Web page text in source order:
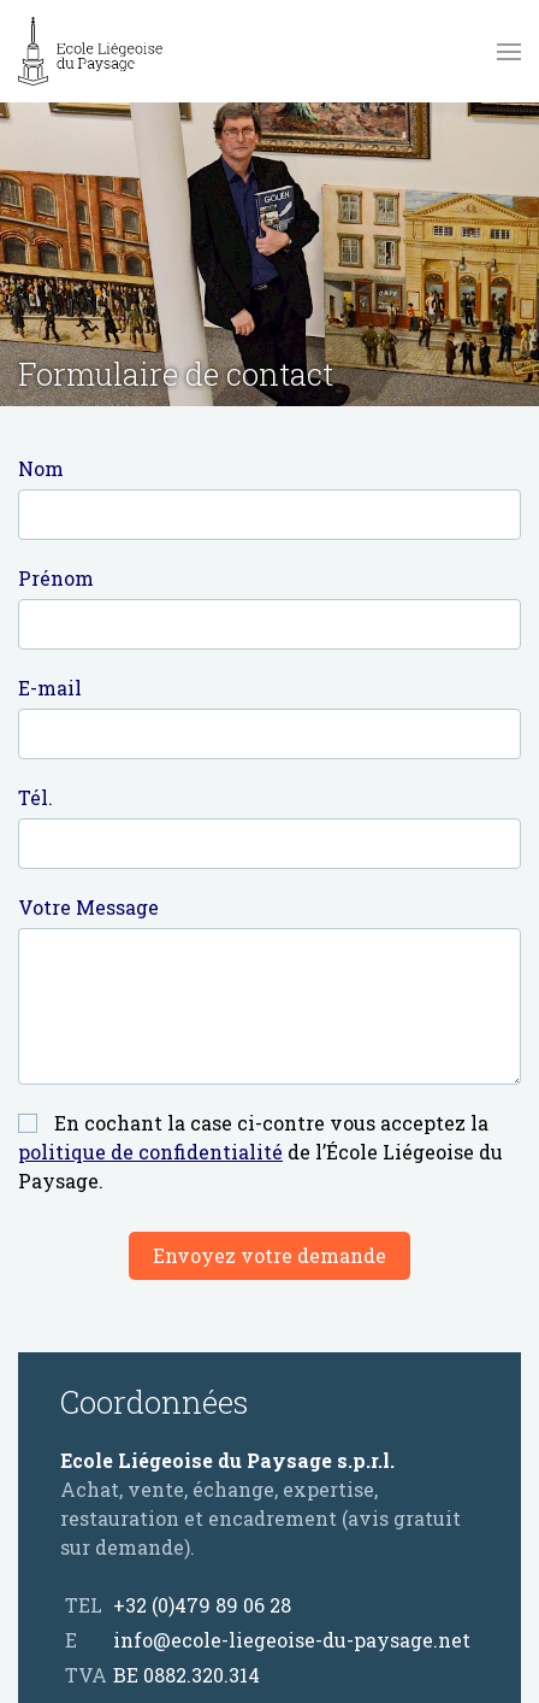
Formulaire de contact
Nom
Prénom
E-mail
Tél.
Votre Message
En cochant la case ci-contre vous acceptez la
politique de confidentialité de l’École Liégeoise du
Paysage.
Envoyez votre demande
Coordonnées
Ecole Liégeoise du Paysage s.p.r.l.
Achat, vente, échange, expertise,
restauration et encadrement (avis gratuit
sur demande).
TEL +32 (0)479 89 06 28
E
info@ecole-liegeoise-du-paysage.net
TVA BE 0882.320.314